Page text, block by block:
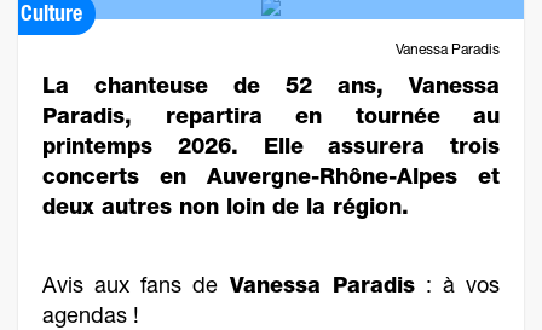
Culture
Vanessa Paradis
La chanteuse de 52 ans, Vanessa
Paradis, repartira en tournée au
printemps 2026. Elle assurera trois
concerts en Auvergne-Rhône-Alpes et
deux autres non loin de la région.
Avis aux fans de Vanessa Paradis: à vos
agendas !